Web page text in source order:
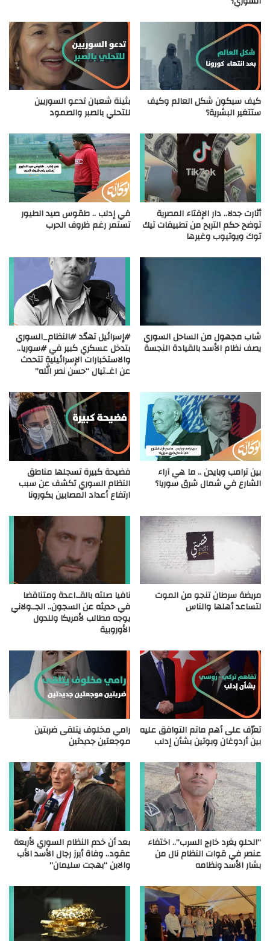
كيف سيكون شكل العالم وكيف
ستتغير البشرية؟
بثينة شعبان تدعو السوريين
للتحلي بالصبر والصمود
أثارت جدلا.. دار الإفتاء المصرية
توضح حكم التربح من تطبيقات تيك
توك ويوتيوب وغيرها
في إدلب .. طقوس صيد الطيور
تستمر رغم ظروف الحرب
شاب مجهول من الساحل السوري
يصف نظام الأسد بالقيادة النجسة
#إسرائيل تهدّد #النظام_السوري
بتدخل عسكري كبير في #سوريا..
والاستخبارات الإسرائيلية تتحدث
عن اغـ.تيال “حسن نصر الله”
بين ترامب وبايدن .. ما هي آراء
الشارع في شمال شرق سوريا؟
فضيحة كبيرة تسجلها مناطق
النظام السوري تكشف عن سبب
ارتفاع أعداد المصابين بكورونا
مريضة سرطان تنجو من الموت
لتساعد أهلها والناس
نافيا صلته بالقـ.اعدة ومتناقضا
في حديثه عن السجون.. الجـ.ولاني
يوجه مطالب لأمريكا وللدول
الأوروبية
تعرّف على أهم ماتم التوافق عليه
بين أردوغان وبوتين بشأن إدلب
رامي مخلوف يتلقى ضربتين
موجعتين جديدتين
“الحلو يغرد خارج السرب”.. اختفاء
عنصر في قوات النظام نال من
بشار الأسد ونظامه
بعد أن خدم النظام السوري لأربعة
عقود.. وفاة أبرز رجال الأسد الأب
والابن “بهجت سليمان”